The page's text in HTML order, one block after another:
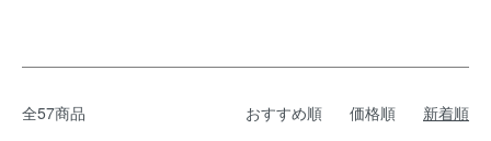
全57商品 おすすめ順 価格順 新着順